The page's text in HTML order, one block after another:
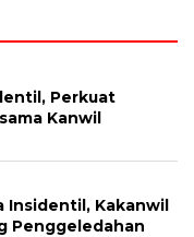
Perkuat
Kanwil
Insidentil, Kakanwil
Penggeledahan